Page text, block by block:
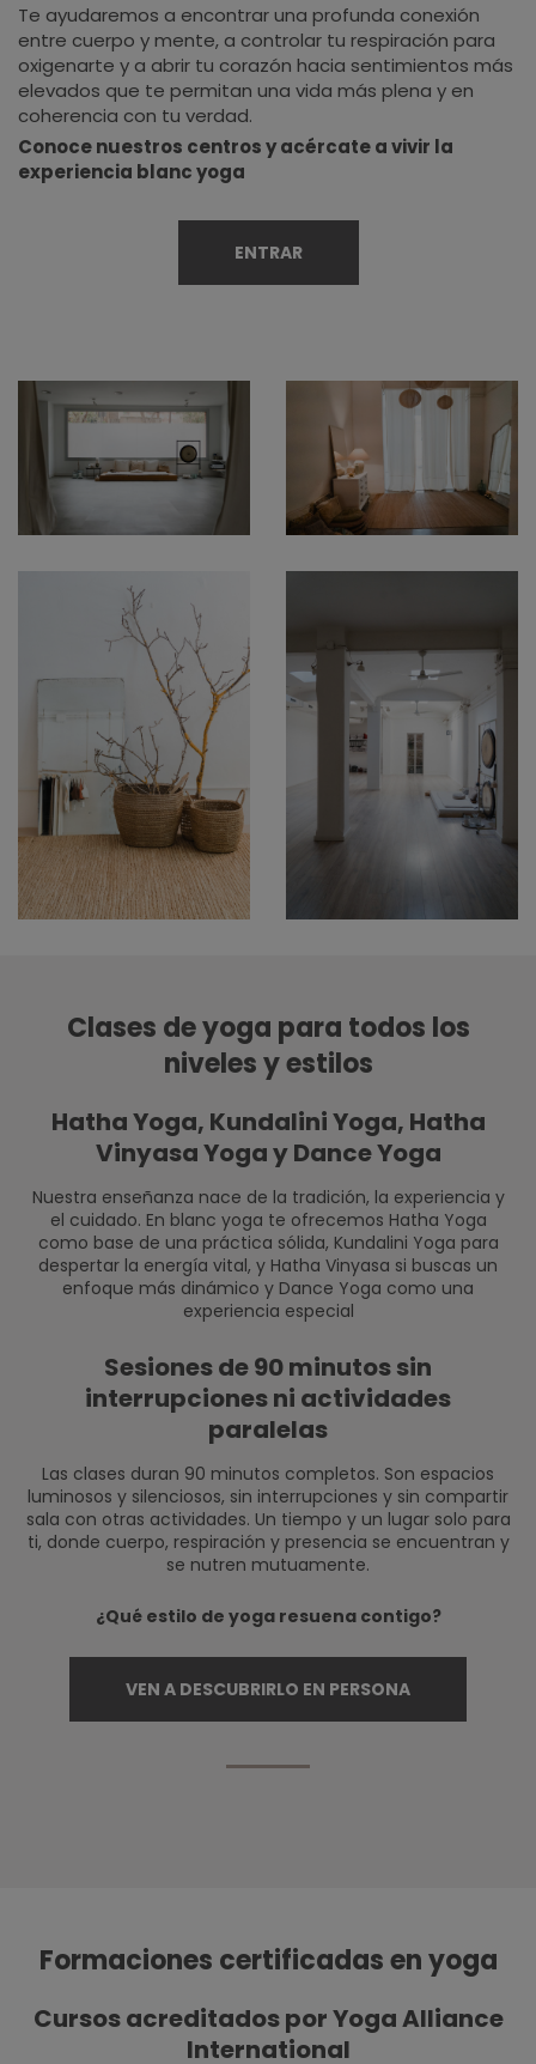
Te ayudaremos a encontrar una profunda conexión
entre cuerpo y mente, a controlar tu respiración para
oxigenarte y a abrir tu corazón hacia sentimientos más
elevados que te permitan una vida más plena y en
coherencia con tu verdad.
Conoce nuestros centros y acércate a vivir la
experiencia blanc yoga
ENTRAR
Clases de yoga para todos los
niveles y estilos
Hatha Yoga, Kundalini Yoga, Hatha
Vinyasa Yoga y Dance Yoga
Nuestra enseñanza nace de la tradición, la experiencia y
el cuidado. En blanc yoga te ofrecemos Hatha Yoga
como base de una práctica sólida, Kundalini Yoga para
despertar la energía vital, y Hatha Vinyasa si buscas un
enfoque más dinámico y Dance Yoga como una
experiencia especial
Sesiones de 90 minutos sin
interrupciones ni actividades
paralelas
Las clases duran 90 minutos completos. Son espacios
luminosos y silenciosos, sin interrupciones y sin compartir
sala con otras actividades. Un tiempo y un lugar solo para
ti, donde cuerpo, respiración y presencia se encuentran y
se nutren mutuamente.
¿Qué estilo de yoga resuena contigo?
VEN A DESCUBRIRLO EN PERSONA
Formaciones certificadas en yoga
Cursos acreditados por Yoga Alliance
International